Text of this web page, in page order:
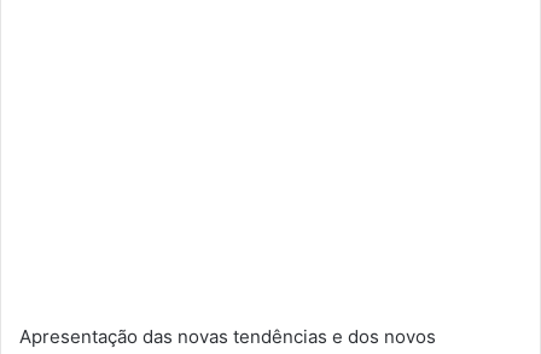
Apresentação das novas tendências e dos novos